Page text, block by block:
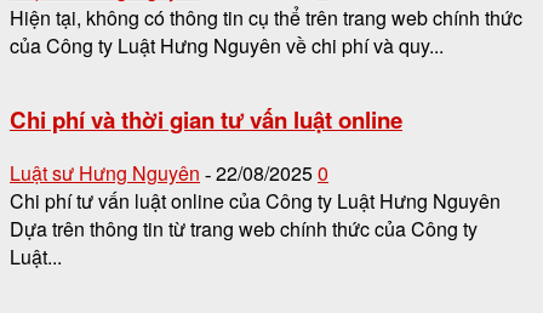
Hiện tại, không có thông tin cụ thể trên trang web chính thức
của Công ty Luật Hưng Nguyên về chi phí và quy...
Chi phí và thời gian tư vấn luật online
Luật sư Hưng Nguyên - 22/08/20250
Chi phí tư vấn luật online của Công ty Luật Hưng Nguyên
Dựa trên thông tin từ trang web chính thức của Công ty
Luật...